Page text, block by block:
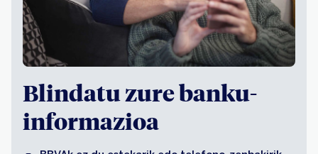
Blindatu zure banku-
informazioa